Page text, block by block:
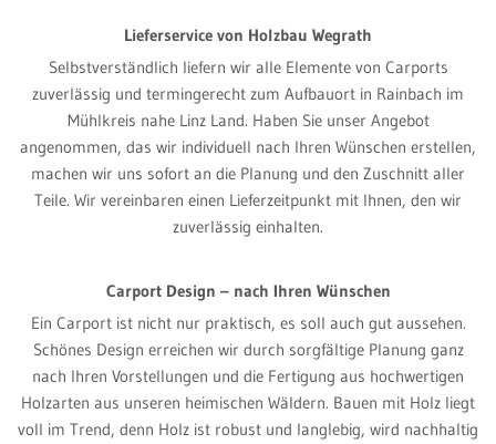
Lieferservice von Holzbau Wegrath
Selbstverständlich liefern wir alle Elemente von Carports
zuverlässig und termingerecht zum Aufbauort in Rainbach im
Mühlkreis nahe Linz Land. Haben Sie unser Angebot
angenommen, das wir individuell nach Ihren Wünschen erstellen,
machen wir uns sofort an die Planung und den Zuschnitt aller
Teile. Wir vereinbaren einen Lieferzeitpunkt mit Ihnen, den wir
zuverlässig einhalten.
Carport Design – nach Ihren Wünschen
Ein Carport ist nicht nur praktisch, es soll auch gut aussehen.
Schönes Design erreichen wir durch sorgfältige Planung ganz
nach Ihren Vorstellungen und die Fertigung aus hochwertigen
Holzarten aus unseren heimischen Wäldern. Bauen mit Holz liegt
voll im Trend, denn Holz ist robust und langlebig, wird nachhaltig